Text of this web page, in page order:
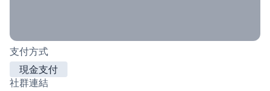
支付方式
現金支付
社群連結